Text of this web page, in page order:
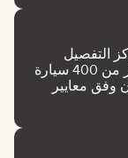
التفصيل
. أكثر من 400 سيارة
تُصان وفق معايير